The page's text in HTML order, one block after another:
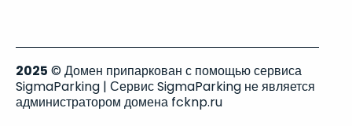
2025 © Домен припаркован с помощью сервиса
SigmaParking | Сервис SigmaParking не является
администратором домена fcknp.ru